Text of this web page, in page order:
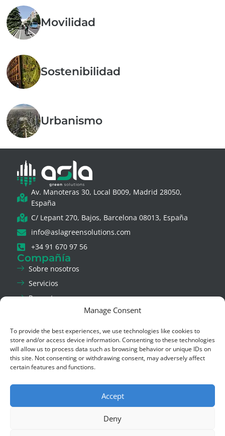
Manage Consent
To provide the best experiences, we use technologies like cookies to
store and/or access device information. Consenting to these technologies
will allow us to process data such as browsing behavior or unique IDs on
this site. Not consenting or withdrawing consent, may adversely affect
certain features and functions.
Accept
Deny
Movilidad
Sostenibilidad
Urbanismo
Av. Manoteras 30, Local B009, Madrid 28050,
España
C/ Lepant 270, Bajos, Barcelona 08013, España
info@aslagreensolutions.com
+34 91 670 97 56
Compañía
Sobre nosotros
Servicios
Proyectos
Contáctanos
Legal & Privacidad
Aviso Legal
Política de Privacidad
Social